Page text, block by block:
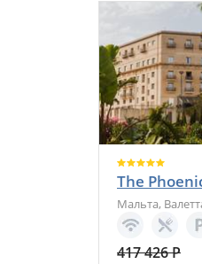
The
Мальта,
417 426Р